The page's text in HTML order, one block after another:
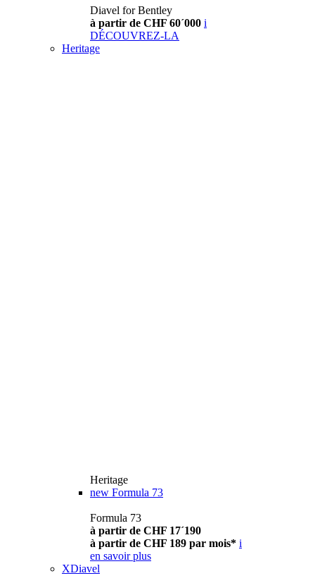
Diavel for Bentley
à partir de CHF 60´000 i
DÉCOUVREZ-LA
Heritage
Heritage
new Formula 73
Formula 73
à partir de CHF 17´190
à partir de CHF 189 par mois* i
en savoir plus
XDiavel